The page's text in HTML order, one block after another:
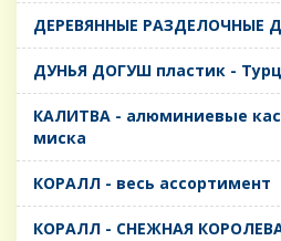
ДЕРЕВЯННЫЕ РАЗДЕЛОЧНЫЕ
ДУНЬЯ ДОГУШ пластик -
КАЛИТВА - алюминиевые
миска
КОРАЛЛ - весь ассортимент
КОРАЛЛ - СНЕЖНАЯ